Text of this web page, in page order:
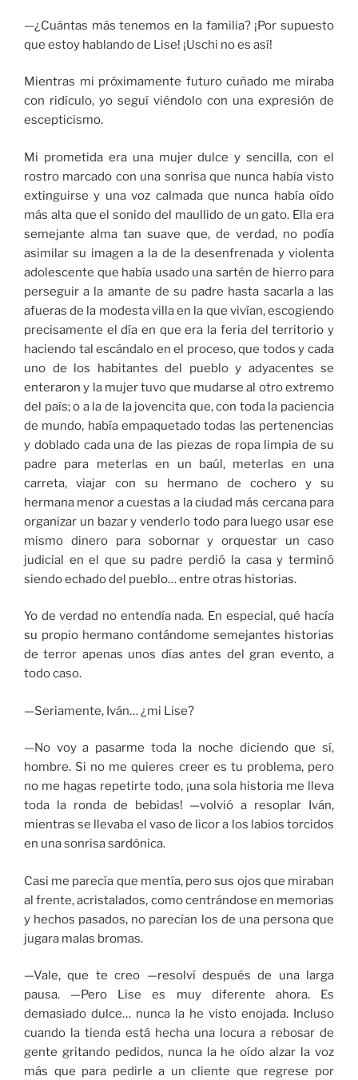
—¿Cuántas más tenemos en la familia? ¡Por supuesto
que estoy hablando de Lise! ¡Uschi no es así!
Mientras mi próximamente futuro cuñado me miraba
con ridículo, yo seguí viéndolo con una expresión de
escepticismo.
Mi prometida era una mujer dulce y sencilla, con el
rostro marcado con una sonrisa que nunca había visto
extinguirse y una voz calmada que nunca había oído
más alta que el sonido del maullido de un gato. Ella era
semejante alma tan suave que, de verdad, no podía
asimilar su imagen a la de la desenfrenada y violenta
adolescente que había usado una sartén de hierro para
perseguir a la amante de su padre hasta sacarla a las
afueras de la modesta villa en la que vivían, escogiendo
precisamente el día en que era la feria del territorio y
haciendo tal escándalo en el proceso, que todos y cada
uno de los habitantes del pueblo y adyacentes se
enteraron y la mujer tuvo que mudarse al otro extremo
del país; o a la de la jovencita que, con toda la paciencia
de mundo, había empaquetado todas las pertenencias
y doblado cada una de las piezas de ropa limpia de su
padre para meterlas en un baúl, meterlas en una
carreta, viajar con su hermano de cochero y su
hermana menor a cuestas a la ciudad más cercana para
organizar un bazar y venderlo todo para luego usar ese
mismo dinero para sobornar y orquestar un caso
judicial en el que su padre perdió la casa y terminó
siendo echado del pueblo… entre otras historias.
Yo de verdad no entendía nada. En especial, qué hacía
su propio hermano contándome semejantes historias
de terror apenas unos días antes del gran evento, a
todo caso.
—Seriamente, Iván… ¿mi Lise?
—No voy a pasarme toda la noche diciendo que sí,
hombre. Si no me quieres creer es tu problema, pero
no me hagas repetirte todo, ¡una sola historia me lleva
toda la ronda de bebidas! —volvió a resoplar Iván,
mientras se llevaba el vaso de licor a los labios torcidos
en una sonrisa sardónica.
Casi me parecía que mentía, pero sus ojos que miraban
al frente, acristalados, como centrándose en memorias
y hechos pasados, no parecían los de una persona que
jugara malas bromas.
—Vale, que te creo —resolví después de una larga
pausa. —Pero Lise es muy diferente ahora. Es
demasiado dulce… nunca la he visto enojada. Incluso
cuando la tienda está hecha una locura a rebosar de
gente gritando pedidos, nunca la he oído alzar la voz
más que para pedirle a un cliente que regrese por